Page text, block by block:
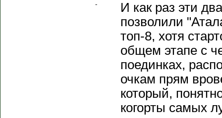
-
И как раз эти
позволили
топ-8, хотя
общем этапе с
поединках,
очкам прям
который,
когорты самых